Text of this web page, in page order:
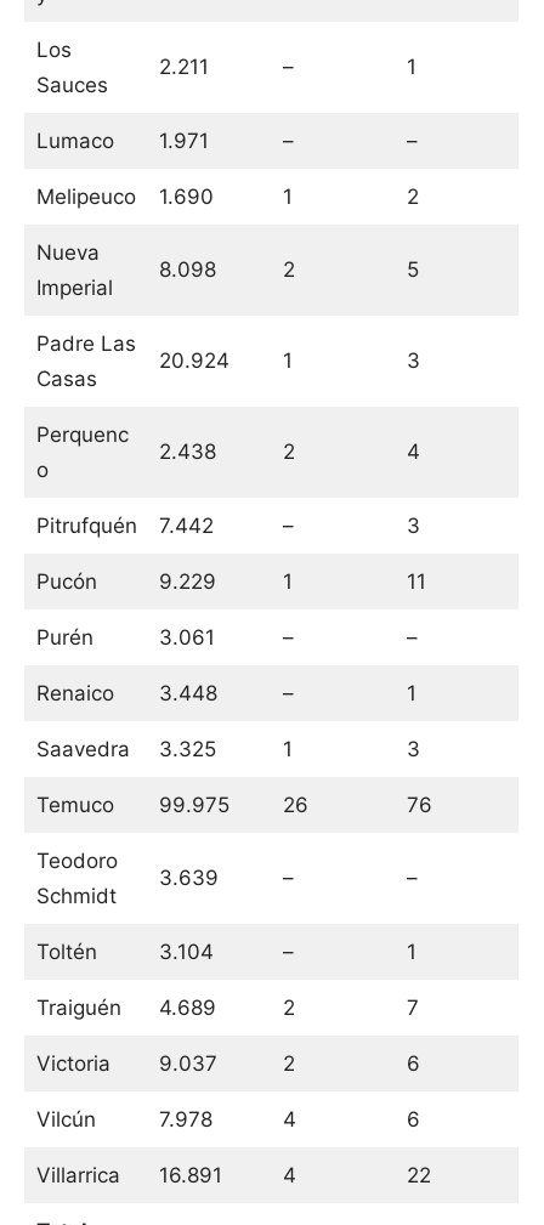
Los
Sauces
2.211 – 1
Lumaco 1.971 – –
Melipeuco 1.690 1 2
Nueva
Imperial
8.098 2 5
Padre Las
Casas
20.924 1 3
Perquenc
o
2.438 2 4
Pitrufquén 7.442 – 3
Pucón 9.229 1 11
Purén 3.061 – –
Renaico 3.448 – 1
Saavedra 3.325 1 3
Temuco 99.975 26 76
Teodoro
Schmidt
3.639 – –
Toltén 3.104 – 1
Traiguén 4.689 2 7
Victoria 9.037 2 6
Vilcún 7.978 4 6
Villarrica 16.891 4 22